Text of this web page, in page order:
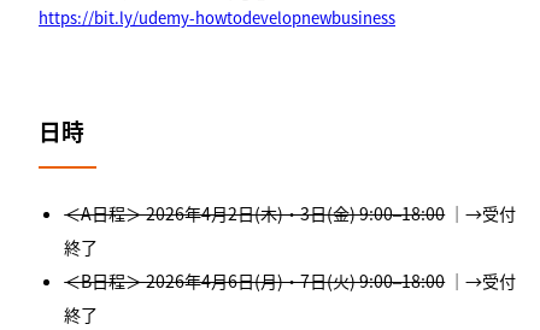
https://bit.ly/udemy-howtodevelopnewbusiness
日時
＜A日程＞ 2026年4月2日(木)・3日(金) 9:00–18:00｜→受付
終了
＜B日程＞ 2026年4月6日(月)・7日(火) 9:00–18:00｜→受付
終了